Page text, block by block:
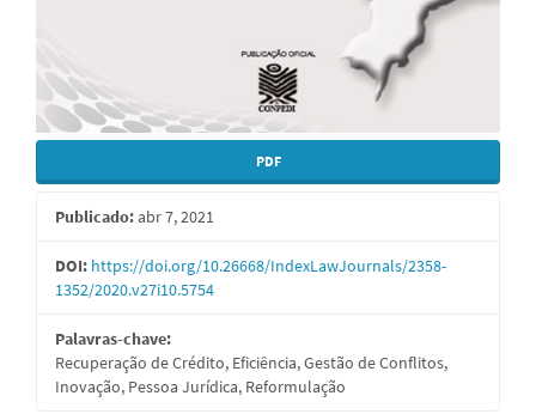
PDF
Publicado:abr 7, 2021
DOI: https://doi.org/10.26668/IndexLawJournals/2358-
1352/2020.v27i10.5754
Palavras-chave:
Recuperação de Crédito, Eficiência, Gestão de Conflitos,
Inovação, Pessoa Jurídica, Reformulação